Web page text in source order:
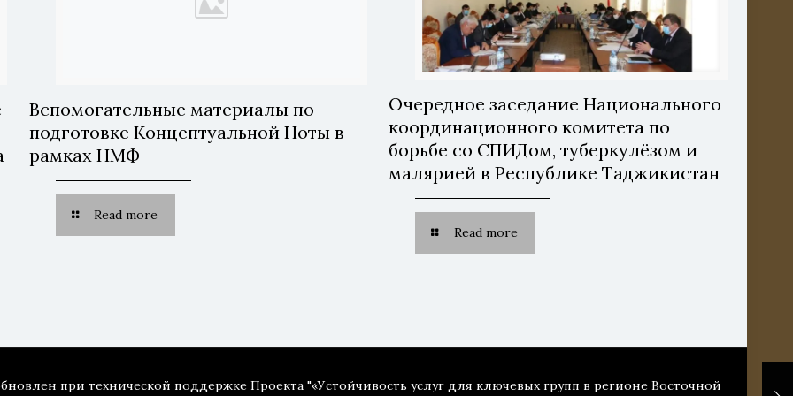
Вспомогательные материалы по
подготовке Концептуальной Ноты в
рамках НМФ
Read more
Очередное заседание Национального
координационного комитета по
борьбе со СПИДом, туберкулёзом и
малярией в Республике Таджикистан
Read more
при технической поддержке Проекта "«Устойчивость услуг для ключевых групп в регионе Восточной